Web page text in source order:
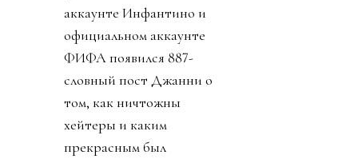
аккаунте Инфантино и
официальном аккаунте
ФИФА появился 887-
словный пост Джанни о
том, как ничтожны
хейтеры и каким
прекрасным был